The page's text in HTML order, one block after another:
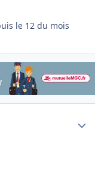
le 12 du mois